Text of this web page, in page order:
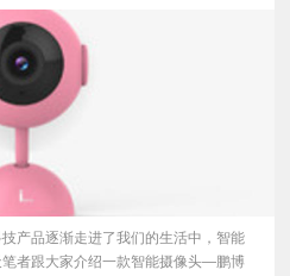
产品逐渐走进了我们的生活中，智能
者跟大家介绍一款智能摄像头—鹏博